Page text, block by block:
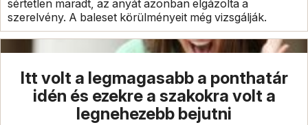
sértetlen maradt, az anyát azonban elgázolta a
szerelvény. A baleset körülményeit még vizsgálják.
Itt volt a legmagasabb a ponthatár
idén és ezekre a szakokra volt a
legnehezebb bejutni